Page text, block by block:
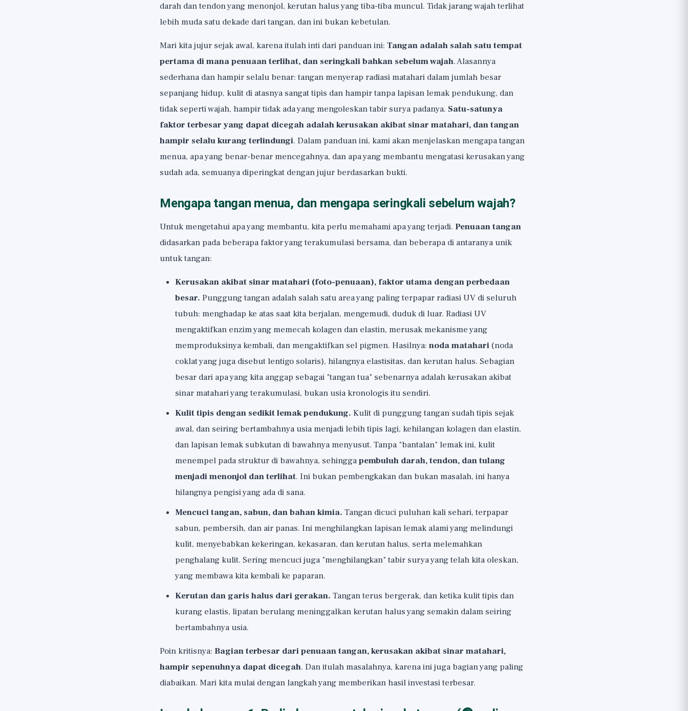
darah dan tendon yang menonjol, kerutan halus yang tiba-tiba muncul. Tidak jarang wajah terlihat
lebih muda satu dekade dari tangan, dan ini bukan kebetulan.
Mari kita jujur sejak awal, karena itulah inti dari panduan ini: Tangan adalah salah satu tempat
pertama di mana penuaan terlihat, dan seringkali bahkan sebelum wajah. Alasannya
sederhana dan hampir selalu benar: tangan menyerap radiasi matahari dalam jumlah besar
sepanjang hidup, kulit di atasnya sangat tipis dan hampir tanpa lapisan lemak pendukung, dan
tidak seperti wajah, hampir tidak ada yang mengoleskan tabir surya padanya. Satu-satunya
faktor terbesar yang dapat dicegah adalah kerusakan akibat sinar matahari, dan tangan
hampir selalu kurang terlindungi. Dalam panduan ini, kami akan menjelaskan mengapa tangan
menua, apa yang benar-benar mencegahnya, dan apa yang membantu mengatasi kerusakan yang
sudah ada, semuanya diperingkat dengan jujur berdasarkan bukti.
Mengapa tangan menua, dan mengapa seringkali sebelum wajah?
Untuk mengetahui apa yang membantu, kita perlu memahami apa yang terjadi. Penuaan tangan
didasarkan pada beberapa faktor yang terakumulasi bersama, dan beberapa di antaranya unik
untuk tangan:
Kerusakan akibat sinar matahari (foto-penuaan), faktor utama dengan perbedaan
besar. Punggung tangan adalah salah satu area yang paling terpapar radiasi UV di seluruh
tubuh: menghadap ke atas saat kita berjalan, mengemudi, duduk di luar. Radiasi UV
mengaktifkan enzim yang memecah kolagen dan elastin, merusak mekanisme yang
memproduksinya kembali, dan mengaktifkan sel pigmen. Hasilnya: noda matahari (noda
coklat yang juga disebut lentigo solaris), hilangnya elastisitas, dan kerutan halus. Sebagian
besar dari apa yang kita anggap sebagai "tangan tua" sebenarnya adalah kerusakan akibat
sinar matahari yang terakumulasi, bukan usia kronologis itu sendiri.
Kulit tipis dengan sedikit lemak pendukung. Kulit di punggung tangan sudah tipis sejak
awal, dan seiring bertambahnya usia menjadi lebih tipis lagi, kehilangan kolagen dan elastin,
dan lapisan lemak subkutan di bawahnya menyusut. Tanpa "bantalan" lemak ini, kulit
menempel pada struktur di bawahnya, sehinggapembuluh darah, tendon, dan tulang
menjadi menonjol dan terlihat. Ini bukan pembengkakan dan bukan masalah, ini hanya
hilangnya pengisi yang ada di sana.
Mencuci tangan, sabun, dan bahan kimia. Tangan dicuci puluhan kali sehari, terpapar
sabun, pembersih, dan air panas. Ini menghilangkan lapisan lemak alami yang melindungi
kulit, menyebabkan kekeringan, kekasaran, dan kerutan halus, serta melemahkan
penghalang kulit. Sering mencuci juga "menghilangkan" tabir surya yang telah kita oleskan,
yang membawa kita kembali ke paparan.
Kerutan dan garis halus dari gerakan. Tangan terus bergerak, dan ketika kulit tipis dan
kurang elastis, lipatan berulang meninggalkan kerutan halus yang semakin dalam seiring
bertambahnya usia.
Poin kritisnya: Bagian terbesar dari penuaan tangan, kerusakan akibat sinar matahari,
hampir sepenuhnya dapat dicegah. Dan itulah masalahnya, karena ini juga bagian yang paling
diabaikan. Mari kita mulai dengan langkah yang memberikan hasil investasi terbesar.